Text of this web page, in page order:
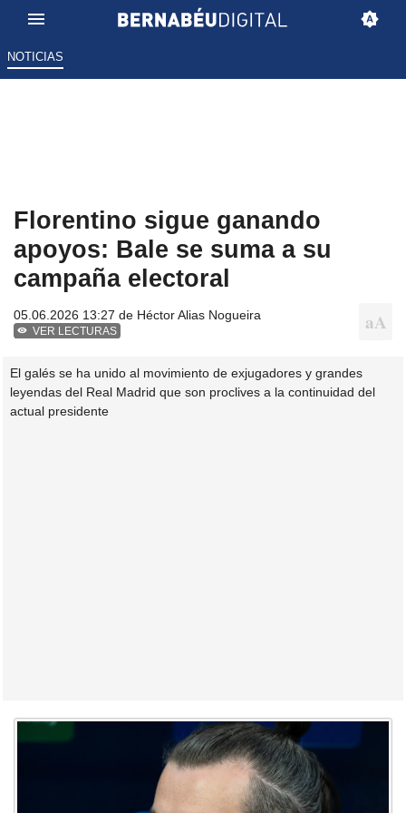
NOTICIAS
Florentino sigue ganando
apoyos: Bale se suma a su
campaña electoral
05.06.2026 13:27 de Héctor Alias Nogueira
VER LECTURAS
El galés se ha unido al movimiento de exjugadores y grandes
leyendas del Real Madrid que son proclives a la continuidad del
actual presidente